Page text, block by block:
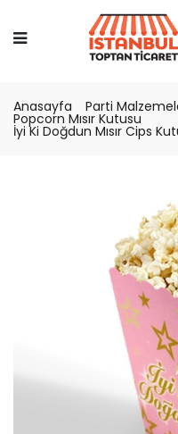
Anasayfa Parti
Popcorn Mısır Kutusu
İyi Ki Doğdun Mısır Cips